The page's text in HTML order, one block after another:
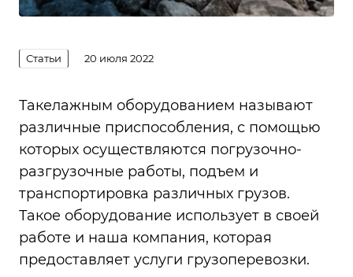
Статьи 20 июля 2022
Такелажным оборудованием называют
различные приспособления, с помощью
которых осуществляются погрузочно-
разгрузочные работы, подъем и
транспортировка различных грузов.
Такое оборудование использует в своей
работе и наша компания, которая
предоставляет услуги грузоперевозки.